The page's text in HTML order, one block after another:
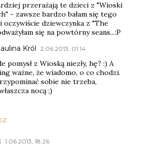
przerażają te dzieci z "Wioski
- zawsze bardzo bałam się tego
oczywiście dziewczynka z "The
się na powtórny seans...:P
Król 2.06.2013, 01:14
pomysł z Wioską niezły, hę? :) A
ważne, że wiadomo, o co chodzi.
sobie nie trzeba,
nocą ;)
1.06.2013, 18:26